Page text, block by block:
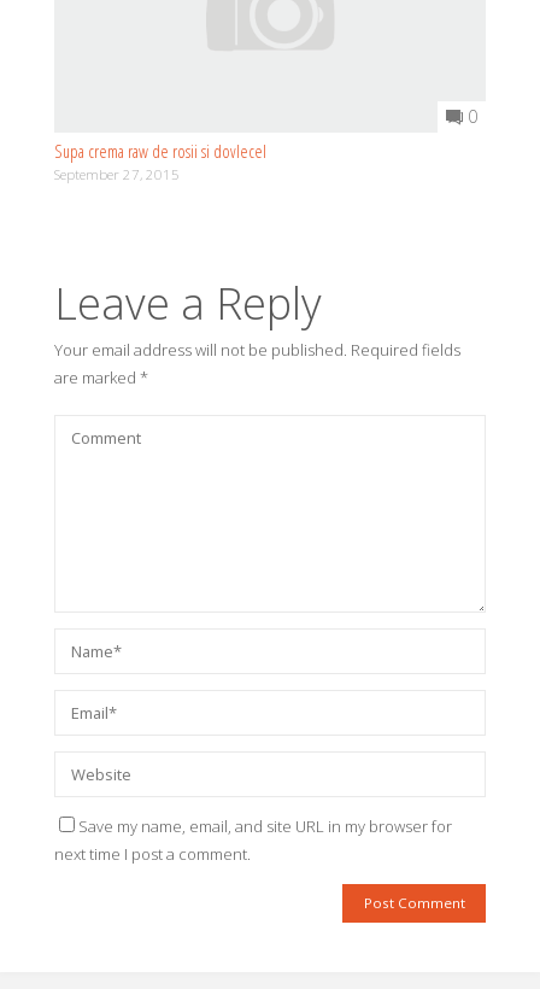
0
Supa crema raw de rosii si dovlecel
September 27, 2015
Leave a Reply
Your email address will not be published. Required fields
are marked *
Save my name, email, and site URL in my browser for
next time I post a comment.